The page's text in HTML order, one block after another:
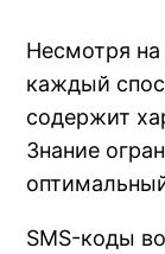
Несмотря
каждый
содержит
Знание
SMS-коды